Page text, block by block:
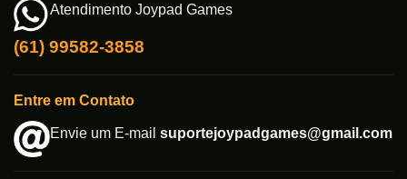
Atendimento Joypad Games
(61) 99582-3858
Entre em Contato
Envie um E-mail suportejoypadgames@gmail.com